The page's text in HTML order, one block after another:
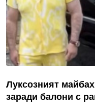
Луксозният
заради балони с